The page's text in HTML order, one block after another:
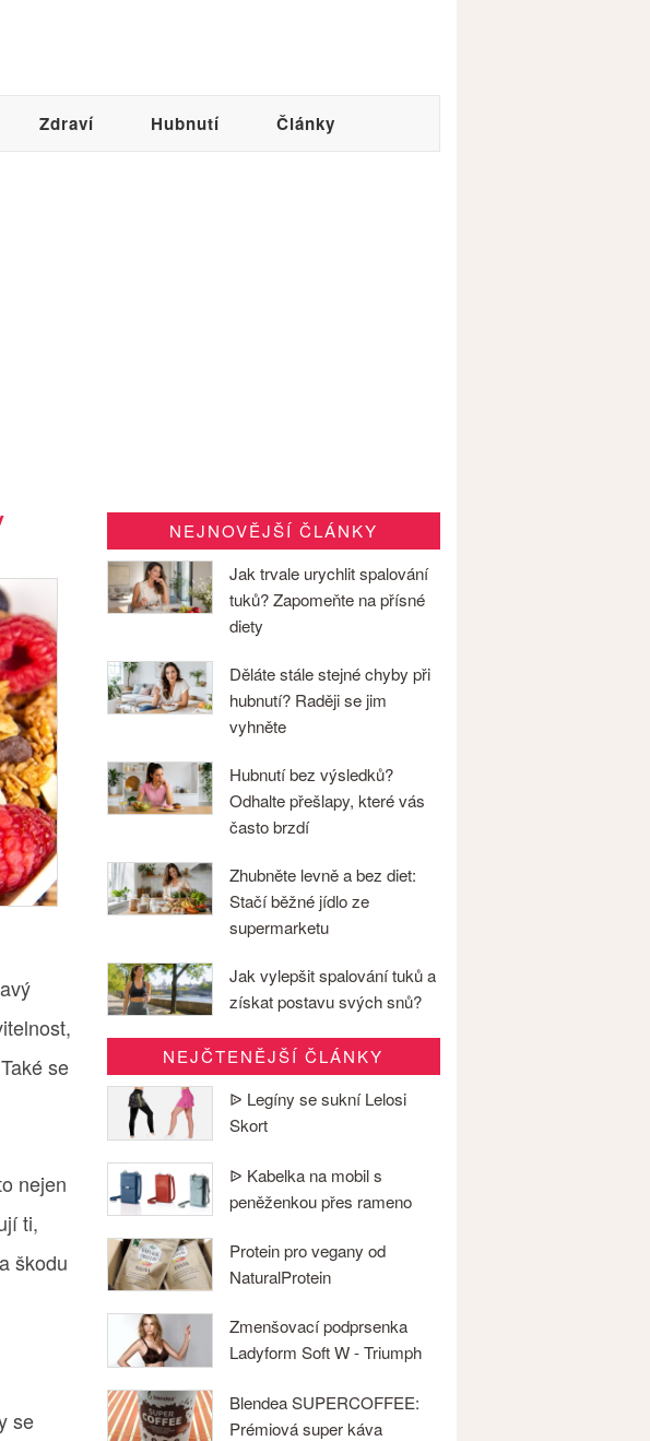
Zdraví Hubnutí Články
se
nejen
ti,
škodu
se
NEJNOVĚJŠÍ ČLÁNKY
Jak trvale urychlit spalování
tuků? Zapomeňte na přísné
diety
Děláte stále stejné chyby při
hubnutí? Raději se jim
vyhněte
Hubnutí bez výsledků?
Odhalte přešlapy, které vás
často brzdí
Zhubněte levně a bez diet:
Stačí běžné jídlo ze
supermarketu
Jak vylepšit spalování tuků a
získat postavu svých snů?
NEJČTENĚJŠÍ ČLÁNKY
ᐉ Legíny se sukní Lelosi
Skort
ᐉ Kabelka na mobil s
peněženkou přes rameno
Protein pro vegany od
NaturalProtein
Zmenšovací podprsenka
Ladyform Soft W - Triumph
Blendea SUPERCOFFEE:
Prémiová super káva